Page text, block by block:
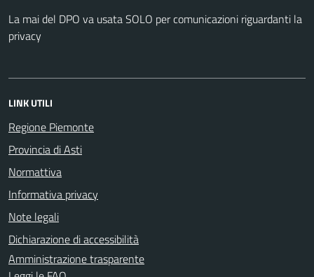
La mai del DPO va usata SOLO per comunicazioni riguardanti la
privacy
LINK UTILI
Regione Piemonte
Provincia di Asti
Normattiva
Informativa privacy
Note legali
Dichiarazione di accessibilità
Amministrazione trasparente